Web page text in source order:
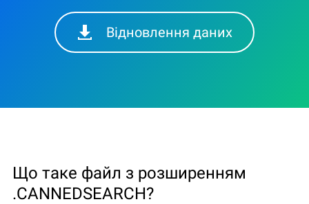
Відновлення даних
Що таке файл з розширенням
.CANNEDSEARCH?